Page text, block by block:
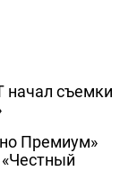
начал съемки
Премиум»